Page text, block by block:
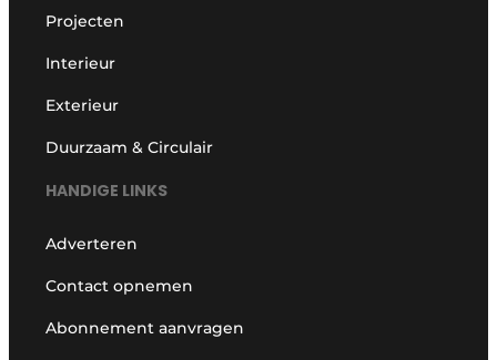
Projecten
Interieur
Exterieur
Duurzaam & Circulair
HANDIGE LINKS
Adverteren
Contact opnemen
Abonnement aanvragen